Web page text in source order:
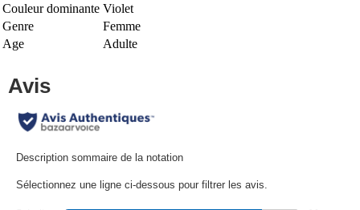
Couleur dominante Violet
Genre
Femme
Age
Adulte